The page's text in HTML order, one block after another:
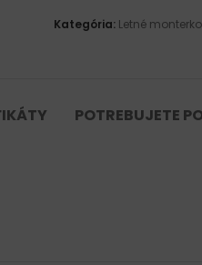
Kategória: Letné
POTREBUJETE